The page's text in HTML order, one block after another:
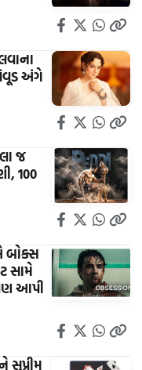
અંગે
જ
100
બોક્સ
સામે
આપી